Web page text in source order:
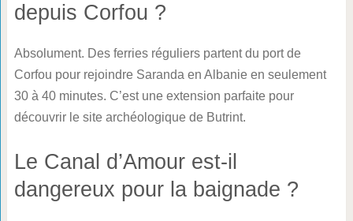
depuis Corfou ?
Absolument. Des ferries réguliers partent du port de
Corfou pour rejoindre Saranda en Albanie en seulement
30 à 40 minutes. C’est une extension parfaite pour
découvrir le site archéologique de Butrint.
Le Canal d’Amour est-il
dangereux pour la baignade ?